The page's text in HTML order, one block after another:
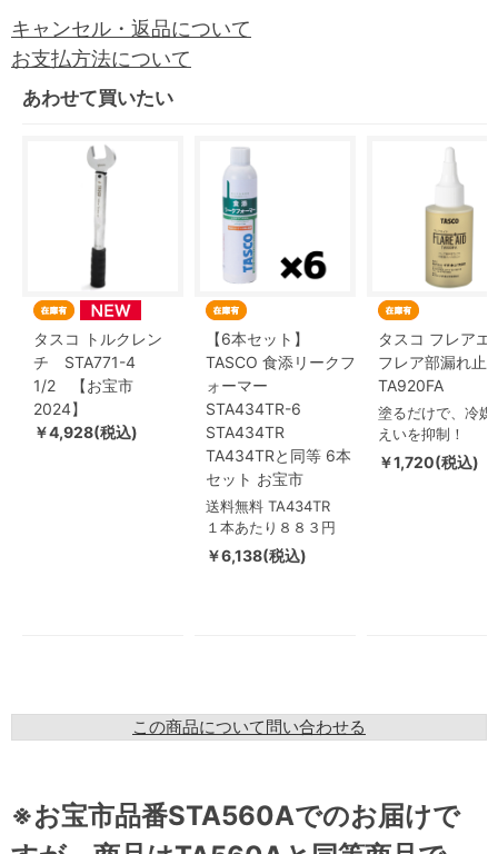
キャンセル・返品について
お支払方法について
あわせて買いたい
タスコ トルクレン
チ STA771-4
1/2 【お宝市
2024】
￥4,928(税込)
【6本セット】
TASCO 食添リークフ
ォーマー
STA434TR-6
STA434TR
TA434TRと同等 6本
セット お宝市
送料無料 TA434TR
１本あたり８８３円
￥6,138(税込)
タスコ フレアエ
フレア部漏れ止
TA920FA
塗るだけで、冷媒
えいを抑制！
￥1,720(税込)
この商品について問い合わせる
※お宝市品番STA560Aでのお届けで